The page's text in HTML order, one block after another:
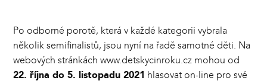
Po odborné porotě, která v každé kategorii vybrala
několik semifinalistů, jsou nyní na řadě samotné děti. Na
webových stránkách www.detskycinroku.cz mohou od
22. října do 5. listopadu 2021 hlasovat on-line pro své